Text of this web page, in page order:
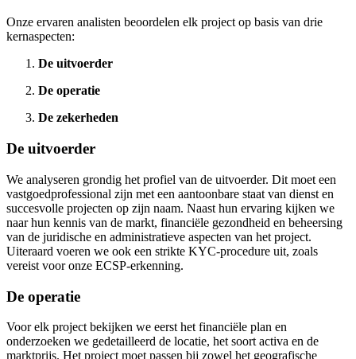
Onze ervaren analisten beoordelen elk project op basis van drie
kernaspecten:
De uitvoerder
De operatie
De zekerheden
De uitvoerder
We analyseren grondig het profiel van de uitvoerder. Dit moet een
vastgoedprofessional zijn met een aantoonbare staat van dienst en
succesvolle projecten op zijn naam. Naast hun ervaring kijken we
naar hun kennis van de markt, financiële gezondheid en beheersing
van de juridische en administratieve aspecten van het project.
Uiteraard voeren we ook een strikte KYC-procedure uit, zoals
vereist voor onze ECSP-erkenning.
De operatie
Voor elk project bekijken we eerst het financiële plan en
onderzoeken we gedetailleerd de locatie, het soort activa en de
marktprijs. Het project moet passen bij zowel het geografische